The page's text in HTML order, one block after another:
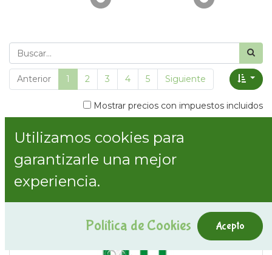
Anterior 1 2 3 4 5 Siguiente
Mostrar precios con impuestos incluidos
Mostrar categorías
Utilizamos cookies para
garantizarle una mejor
experiencia.
Política de Cookies Acepto